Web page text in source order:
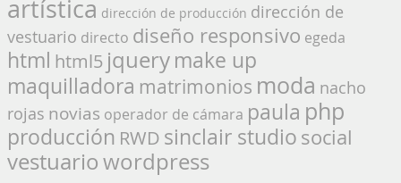
artística dirección de producción dirección de
vestuario directo diseño responsivo egeda
html html5 jquerymake up
maquilladora matrimonios moda nacho
rojas novias operador de cámara paula php
producción RWD sinclair studio social
vestuariowordpress